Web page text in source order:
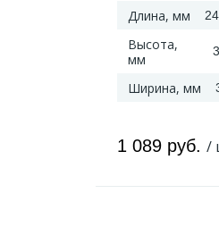
Длина, мм
Высота,
мм
Ширина, мм
1 089 руб. /